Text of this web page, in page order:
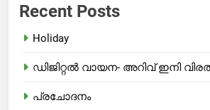
Recent Posts
Holiday
ഡിജിറ്റൽ വായന- അറിവ് ഇനി
പ്രചോദനം